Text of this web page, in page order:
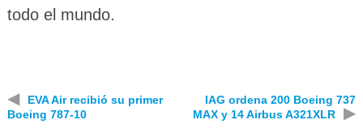
todo el mundo.
◀
EVA Air recibió su primer
Boeing 787-10
IAG ordena 200 Boeing 737
MAX y 14 Airbus A321XLR
▶